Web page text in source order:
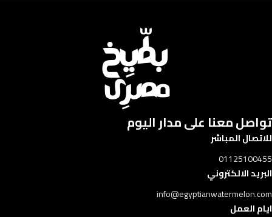
تواصل معنا على مدار اليوم​​
للاتصال المباشر
01125100455
البريد الالكتروني
info@egyptianwatermelon.com
ايام العمل